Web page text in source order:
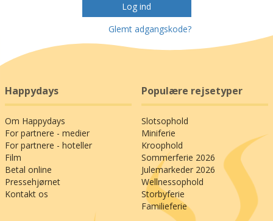
Log ind
Glemt adgangskode?
Happydays
Om Happydays
For partnere - medier
For partnere - hoteller
Film
Betal online
Pressehjørnet
Kontakt os
Populære rejsetyper
Slotsophold
Miniferie
Kroophold
Sommerferie 2026
Julemarkeder 2026
Wellnessophold
Storbyferie
Familieferie